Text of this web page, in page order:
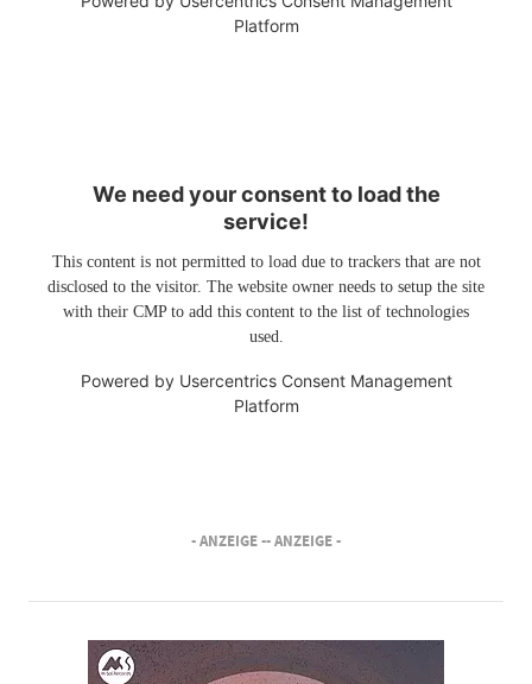
Platform
We need your consent to load the
service!
This content is not permitted to load due to trackers that are not
disclosed to the visitor. The website owner needs to setup the site
with their CMP to add this content to the list of technologies
used.
Powered by Usercentrics Consent Management
Platform
- ANZEIGE -- ANZEIGE -